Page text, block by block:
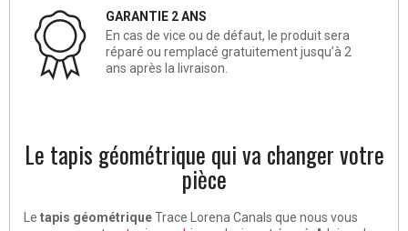
GARANTIE 2 ANS
En cas de vice ou de défaut, le produit sera
réparé ou remplacé gratuitement jusqu’à 2
ans après la livraison.
Le tapis géométrique qui va changer votre
pièce
Le tapis géométriqueTrace Lorena Canals que nous vous